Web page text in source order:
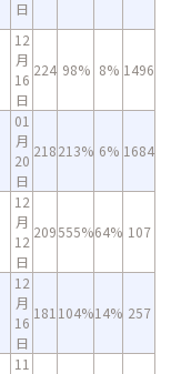
日
12
月
16
日
224 98% 8% 1496
01
月
20
日
218213% 6% 1684
12
月
12
日
209555%64% 107
12
月
16
日
181 104%14% 257
11